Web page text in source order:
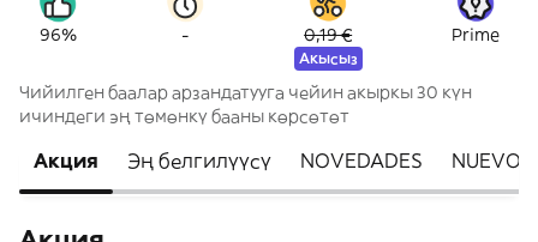
96% - 0,19 €
Акысыз
Prime
Чийилген баалар арзандатууга чейин акыркы 30 күн
ичиндеги эң төмөнкү бааны көрсөтөт
Акция Эң белгилүүсү NOVEDADES